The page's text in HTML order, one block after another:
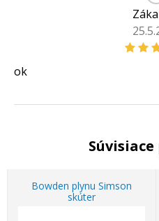
ok
Bowden plynu Simson
skúter